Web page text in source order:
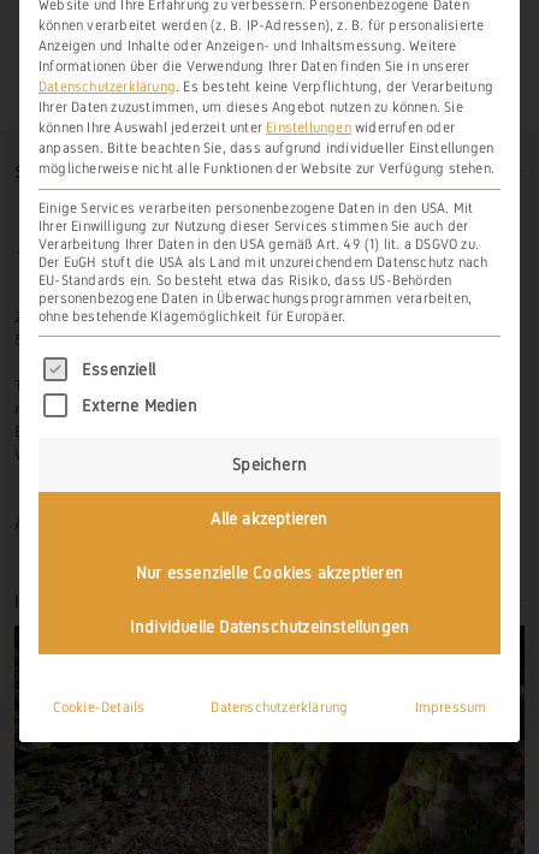
SO FINDEN SIE UNS
Zur Hasenlay 10
56379 Scheidt
Tel.: 06439-326 523
mobil: 0171-3445599
Email: info@weinbau-an-der-lahn.de
Web:
www.weinbau-an-der-lahn.de
Anmelden
Website und Ihre Erfahrung zu verbessern. Personenbezogene Daten
können verarbeitet werden (z. B. IP-Adressen), z. B. für personalisierte
Anzeigen und Inhalte oder Anzeigen- und Inhaltsmessung. Weitere
Informationen über die Verwendung Ihrer Daten finden Sie in unserer
Datenschutzerklärung. Es besteht keine Verpflichtung, der Verarbeitung
Ihrer Daten zuzustimmen, um dieses Angebot nutzen zu können. Sie
können Ihre Auswahl jederzeit unter Einstellungenwiderrufen oder
anpassen. Bitte beachten Sie, dass aufgrund individueller Einstellungen
möglicherweise nicht alle Funktionen der Website zur Verfügung stehen.
Einige Services verarbeiten personenbezogene Daten in den USA. Mit
Ihrer Einwilligung zur Nutzung dieser Services stimmen Sie auch der
Verarbeitung Ihrer Daten in den USA gemäß Art. 49 (1) lit. a DSGVO zu.
Der EuGH stuft die USA als Land mit unzureichendem Datenschutz nach
EU-Standards ein. So besteht etwa das Risiko, dass US-Behörden
personenbezogene Daten in Überwachungsprogrammen verarbeiten,
ohne bestehende Klagemöglichkeit für Europäer.
Es folgt eine Liste der Service-Gruppen, für
Essenziell
Externe Medien
Speichern
Alle akzeptieren
Nur essenzielle Cookies akzeptieren
Individuelle Datenschutzeinstellungen
Cookie-Details Datenschutzerklärung Impressum